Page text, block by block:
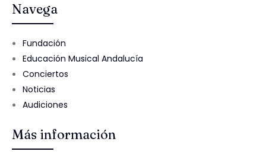
Navega
Fundación
Educación Musical Andalucía
Conciertos
Noticias
Audiciones
Más información